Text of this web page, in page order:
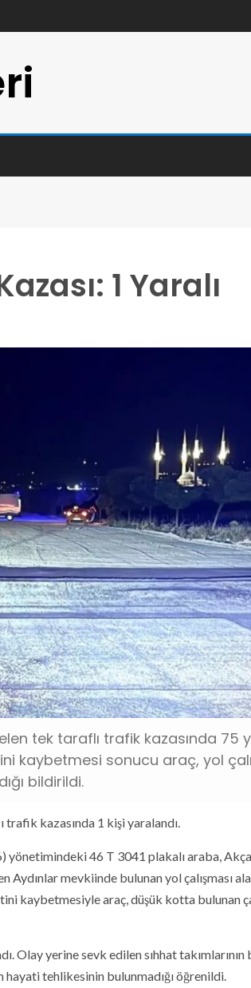
1 Yaralı
tek taraflı trafik kazasında 75
kaybetmesi sonucu araç, yol
bildirildi.
kazasında 1 kişi yaralandı.
yönetimindeki 46 T 3041 plakalı araba,
mevkiinde bulunan yol çalışması
kaybetmesiyle araç, düşük kotta bulunan
Olay yerine sevk edilen sıhhat
hayati tehlikesinin bulunmadığı öğrenildi.